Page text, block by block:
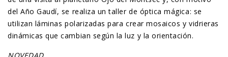
del Año Gaudí, se realiza un taller de óptica mágica: se
utilizan láminas polarizadas para crear mosaicos y vidrieras
dinámicas que cambian según la luz y la orientación.